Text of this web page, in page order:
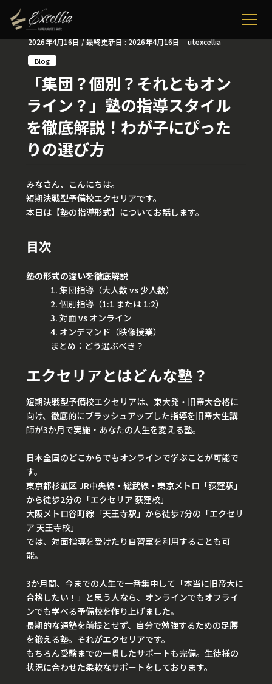
2026年4月16日/ 最終更新日 :2026年4月16日 utexcellia
Blog
「集団？個別？それともオン
ライン？」塾の指導スタイル
を徹底解説！わが子にぴった
りの選び方
みなさん、こんにちは。
短期決戦型予備校エクセリアです。
本日は【塾の指導形式】についてお話します。
目次
塾の形式の違いを徹底解説
1. 集団指導（大人数 vs 少人数）
2. 個別指導（1:1 または 1:2）
3. 対面 vs オンライン
4. オンデマンド（映像授業）
まとめ：どう選ぶべき？
エクセリアとはどんな塾？
短期決戦型予備校エクセリアは、東大発・旧帝大合格に
向け、徹底的にブラッシュアップした指導を旧帝大生講
師が3か月で実施・あなたの人生を変える塾。
日本全国のどこからでもオンラインで学ぶことが可能で
す。
東京都杉並区 JR中央線・総武線・東京メトロ「荻窪駅」
から徒歩2分の「エクセリア 荻窪校」
大阪メトロ谷町線「天王寺駅」から徒歩7分の「エクセリ
ア 天王寺校」
では、対面指導を受けたり自習室を利用することも可
能。
3か月間、今までの人生で一番集中して「本当に旧帝大に
合格したい！」と思う人なら、オンラインでもオフライ
ンでも学べる予備校を作り上げました。
長期的な通塾を前提とせず、自分で勉強するための足腰
を鍛える塾。それがエクセリアです。
もちろん受験までの一貫したサポートも完備。生徒様の
状況に合わせた柔軟なサポートをしております。